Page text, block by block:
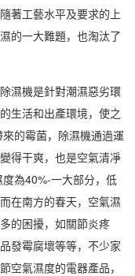
著工藝水平及要求的上
的一大難題，也淘汰了
濕機是針對潮濕惡劣環
生活和出產環境，使之
的霉菌，除濕機通過運
得干爽，也是空氣清凈
為40%-一大部分，低
在南方的春天，空氣濕
的困擾，如關節炎疼
發霉腐壞等等，不少家
空氣濕度的電器產品，